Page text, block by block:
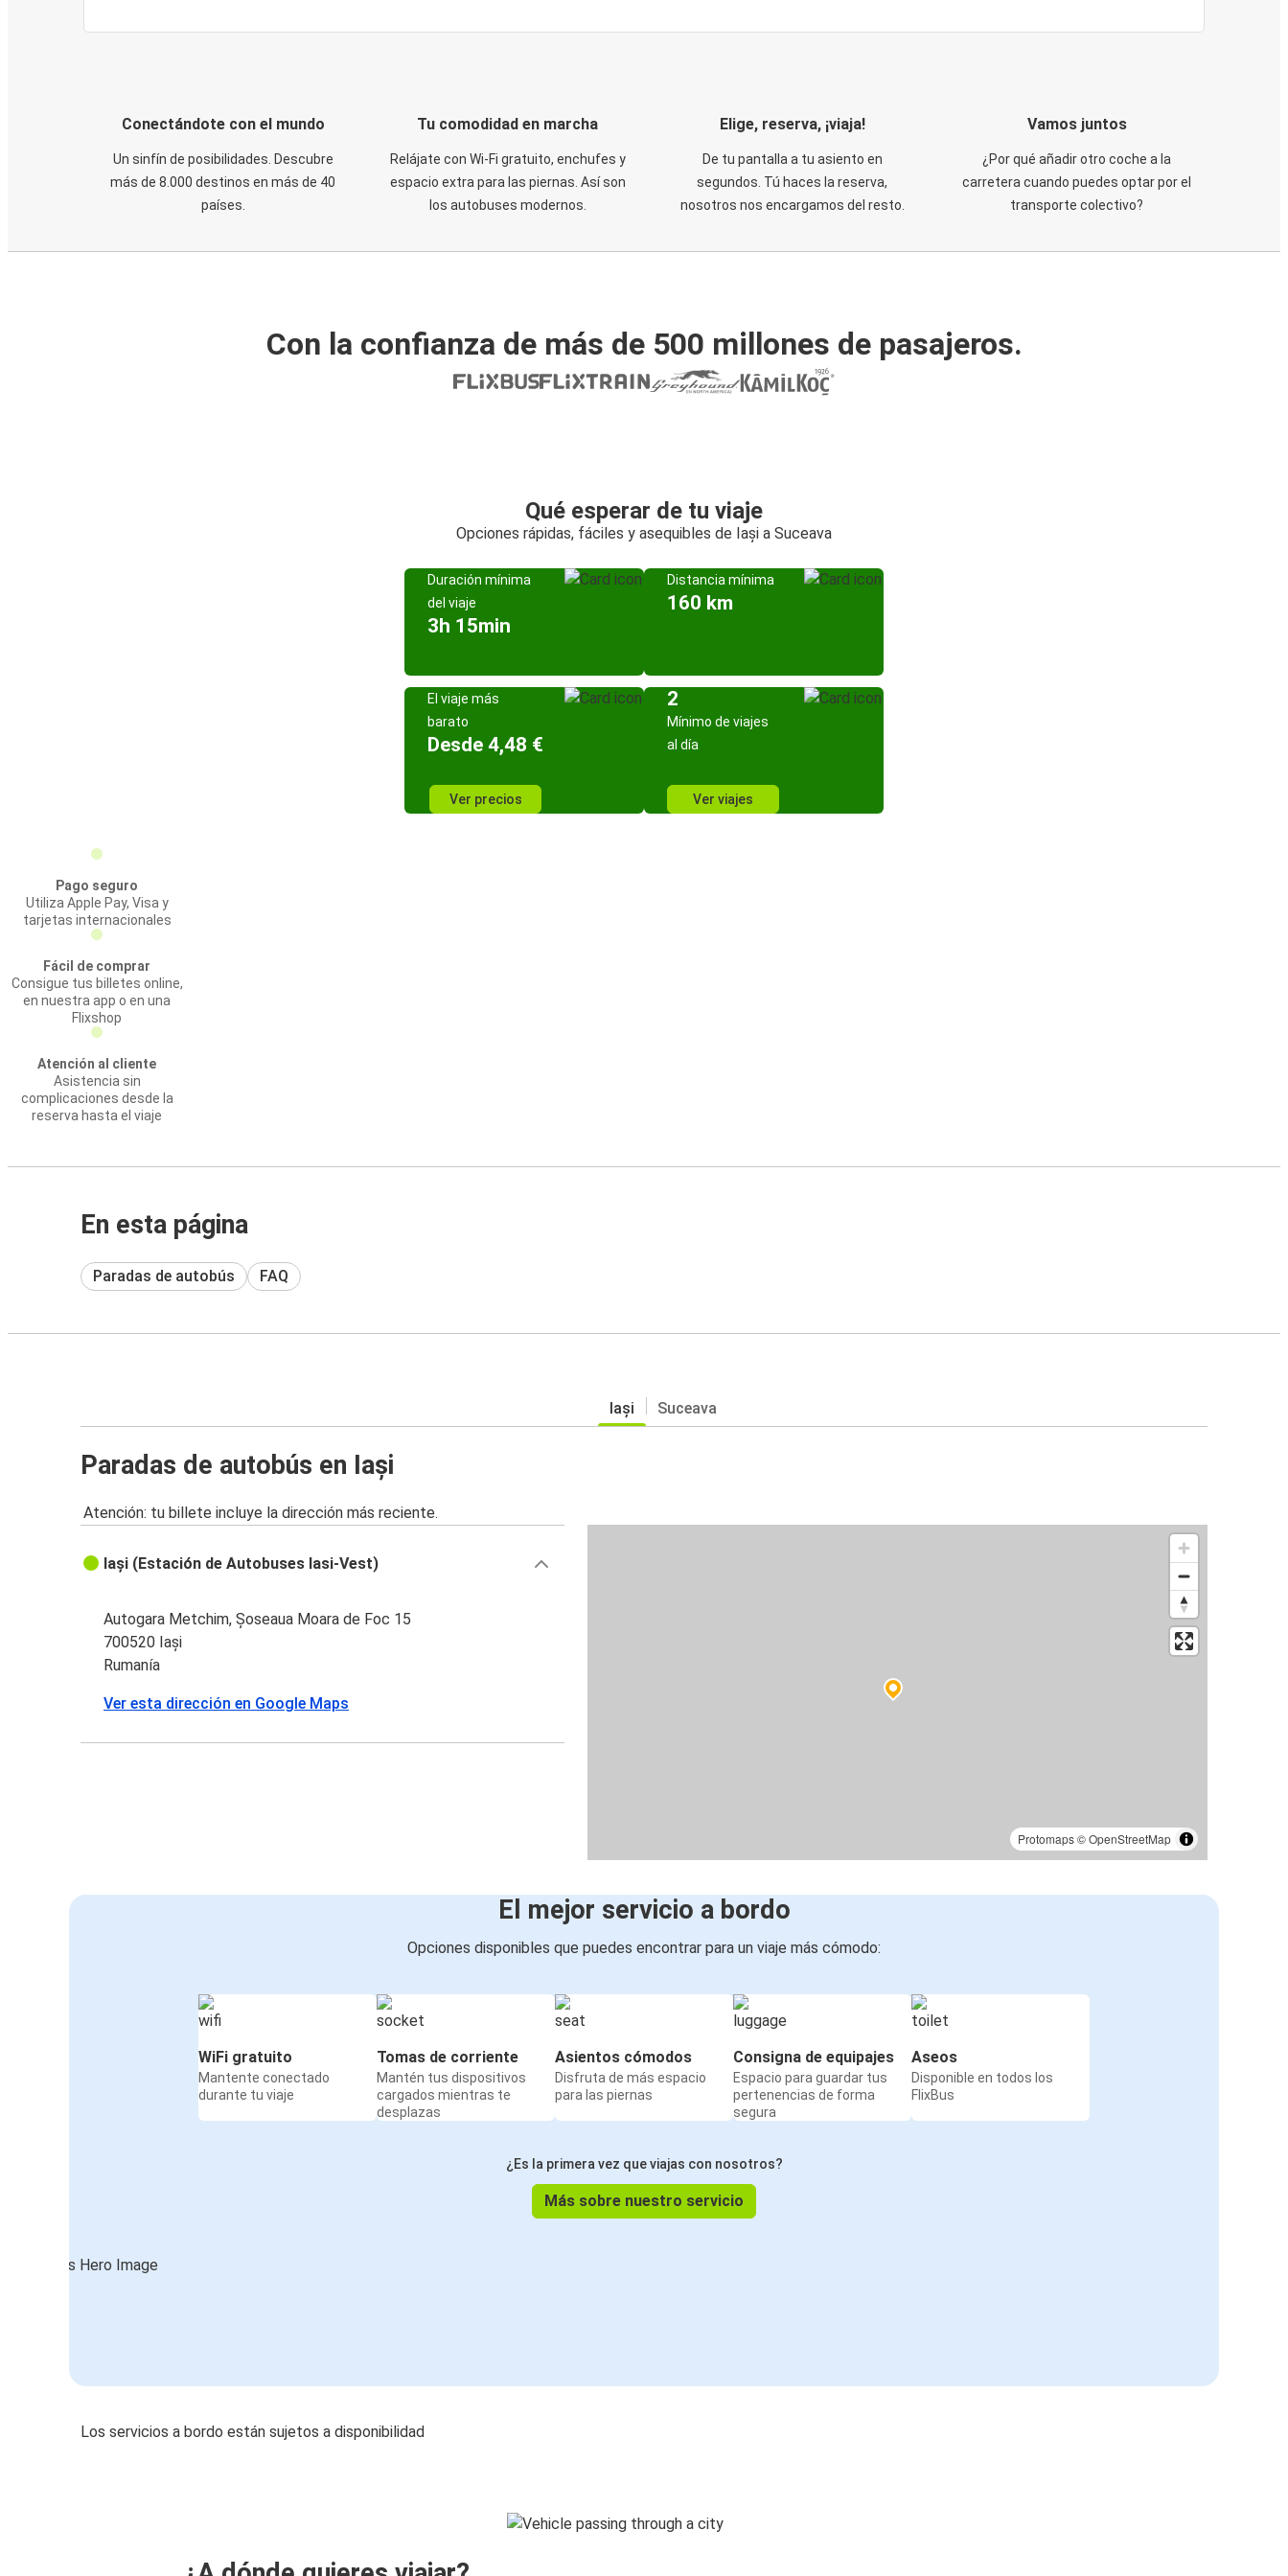
Conectándote con el mundo
Un sinfín de posibilidades. Descubre
más de 8.000 destinos en más de 40
países.
Tu comodidad en marcha
Relájate con Wi-Fi gratuito, enchufes y
espacio extra para las piernas. Así son
los autobuses modernos.
Elige, reserva, ¡viaja!
De tu pantalla a tu asiento en
segundos. Tú haces la reserva,
nosotros nos encargamos del resto.
Vamos juntos
¿Por qué añadir otro coche a la
carretera cuando puedes optar por el
transporte colectivo?
Con la confianza de más de 500 millones de pasajeros.
Qué esperar de tu viaje
Opciones rápidas, fáciles y asequibles de Iași a Suceava
Duración mínima
del viaje
3h 15min
Distancia mínima
160 km
El viaje más
barato
Desde 4,48 €
Ver precios
2
Mínimo de viajes
al día
Ver viajes
Pago seguro
Utiliza Apple Pay, Visa y
tarjetas internacionales
Fácil de comprar
Consigue tus billetes online,
en nuestra app o en una
Flixshop
Atención al cliente
Asistencia sin
complicaciones desde la
reserva hasta el viaje
En esta página
Paradas de autobús FAQ
Iași Suceava
Paradas de autobús en Iași
Atención: tu billete incluye la dirección más reciente.
Protomaps©OpenStreetMap
Iași (Estación de Autobuses Iasi-Vest)
Autogara Metchim, Șoseaua Moara de Foc 15
700520 Iași
Rumanía
Ver esta dirección en Google Maps
El mejor servicio a bordo
Opciones disponibles que puedes encontrar para un viaje más cómodo:
WiFi gratuito
Mantente conectado
durante tu viaje
Tomas de corriente
Mantén tus dispositivos
cargados mientras te
desplazas
Asientos cómodos
Disfruta de más espacio
para las piernas
Consigna de equipajes
Espacio para guardar tus
pertenencias de forma
segura
Aseos
Disponible en todos los
FlixBus
¿Es la primera vez que viajas con nosotros?
Más sobre nuestro servicio
Los servicios a bordo están sujetos a disponibilidad